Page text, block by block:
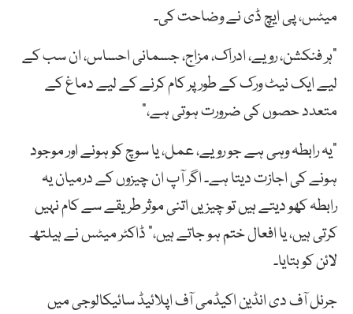
میٹس، پی ایچ ڈی نے وضاحت کی۔
“ہر فنکشن، رویے، ادراک، مزاج، جسمانی احساس، ان سب کے
لیے ایک نیٹ ورک کے طور پر کام کرنے کے لیے دماغ کے
متعدد حصوں کی ضرورت ہوتی ہے،”
“یہ رابطہ وہی ہے جو رویے، عمل، یا سوچ کو ہونے اور موجود
ہونے کی اجازت دیتا ہے۔ اگر آپ ان چیزوں کے درمیان یہ
رابطہ کھو دیتے ہیں تو چیزیں اتنی موثر طریقے سے کام نہیں
کرتی ہیں، یا افعال ختم ہو جاتے ہیں،” ڈاکٹر میٹس نے ہیلتھ
لائن کو بتایا۔
جرنل آف دی انڈین اکیڈمی آف اپلائیڈ سائیکالوجی میں